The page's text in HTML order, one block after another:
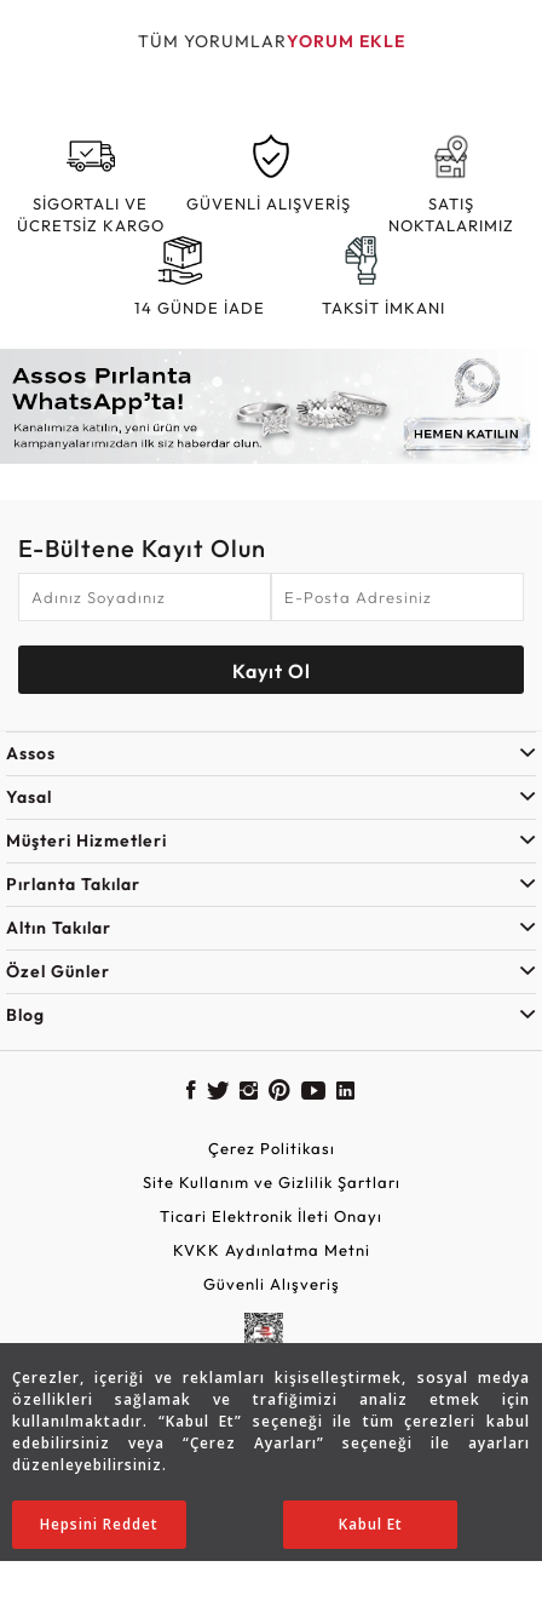
Çerezler, içeriği ve reklamları kişiselleştirmek, sosyal medya
özellikleri sağlamak ve trafiğimizi analiz etmek için
kullanılmaktadır. “Kabul Et” seçeneği ile tüm çerezleri kabul
edebilirsiniz veya “Çerez Ayarları” seçeneği ile ayarları
düzenleyebilirsiniz.
Ayarları Düzenle
Hepsini Reddet Kabul Et
30.591 TL
24.499TL SATIN ALIN
TÜM YORUMLARYORUM EKLE
SİGORTALI VE
ÜCRETSİZ KARGO
GÜVENLİ ALIŞVERİŞ
SATIŞ
NOKTALARIMIZ
14 GÜNDE İADE TAKSİT İMKANI
E-Bültene Kayıt Olun
Kayıt Ol
Assos
Yasal
Müşteri Hizmetleri
Pırlanta Takılar
Altın Takılar
Özel Günler
Blog
Çerez Politikası
Site Kullanım ve Gizlilik Şartları
Ticari Elektronik İleti Onayı
KVKK Aydınlatma Metni
Güvenli Alışveriş
Copyright © 2026 Assos Pırlanta - Bu sitenin tüm hakları